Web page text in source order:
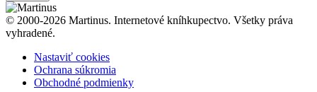
© 2000-2026 Martinus. Internetové kníhkupectvo. Všetky práva
vyhradené.
Nastaviť cookies
Ochrana súkromia
Obchodné podmienky